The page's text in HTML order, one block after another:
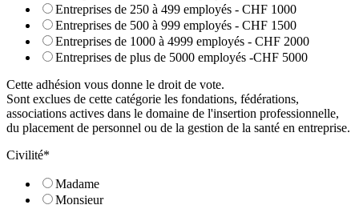
Entreprises de 250 à 499 employés - CHF 1000
Entreprises de 500 à 999 employés - CHF 1500
Entreprises de 1000 à 4999 employés - CHF 2000
Entreprises de plus de 5000 employés -CHF 5000
Cette adhésion vous donne le droit de vote.
Sont exclues de cette catégorie les fondations, fédérations,
associations actives dans le domaine de l'insertion professionnelle,
du placement de personnel ou de la gestion de la santé en entreprise.
Civilité*
Madame
Monsieur